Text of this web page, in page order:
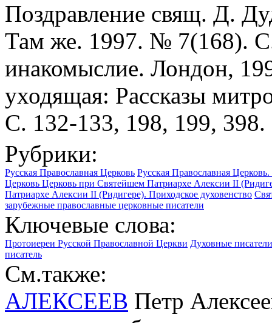
Поздравление свящ. Д.
Там же. 1997. № 7(168).
инакомыслие. Лондон,
уходящая: Рассказы
С. 132-133, 198, 199, 398.
Рубрики:
Русская Православная Церковь Русская Православная
Церковь Церковь при Святейшем Патриархе Алексии II
Патриархе Алексии II (Ридигере). Приходское духовенство
зарубежные православные церковные писатели
Ключевые слова:
Протоиереи Русской Православной Церкви Духовные
писатель
См.также:
АЛЕКСЕЕВ Петр